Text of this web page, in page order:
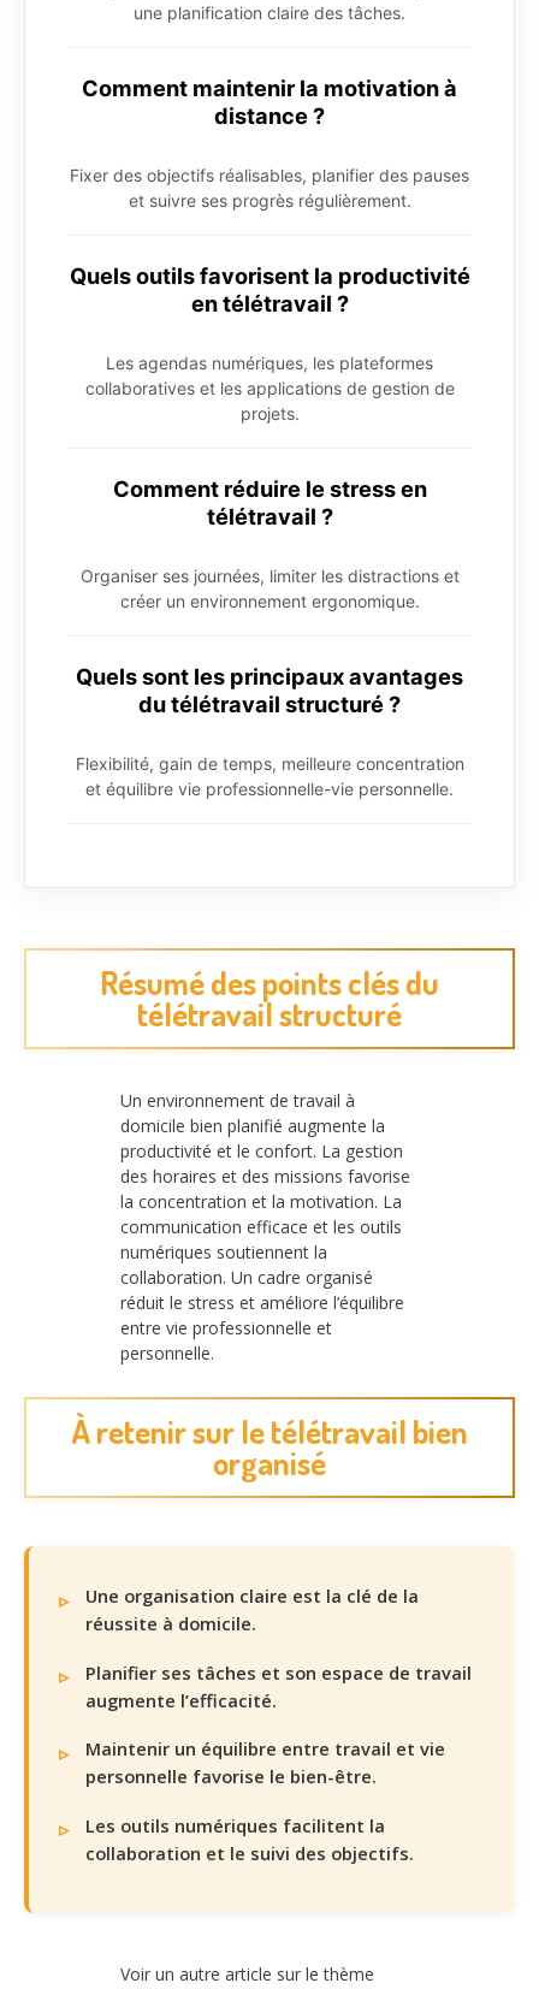
une planification claire des tâches.
Comment maintenir la motivation à
distance ?
Fixer des objectifs réalisables, planifier des pauses
et suivre ses progrès régulièrement.
Quels outils favorisent la productivité
en télétravail ?
Les agendas numériques, les plateformes
collaboratives et les applications de gestion de
projets.
Comment réduire le stress en
télétravail ?
Organiser ses journées, limiter les distractions et
créer un environnement ergonomique.
Quels sont les principaux avantages
du télétravail structuré ?
Flexibilité, gain de temps, meilleure concentration
et équilibre vie professionnelle-vie personnelle.
Résumé des points clés du
télétravail structuré
Un environnement de travail à
domicile bien planifié augmente la
productivité et le confort. La gestion
des horaires et des missions favorise
la concentration et la motivation. La
communication efficace et les outils
numériques soutiennent la
collaboration. Un cadre organisé
réduit le stress et améliore l’équilibre
entre vie professionnelle et
personnelle.
À retenir sur le télétravail bien
organisé
Une organisation claire est la clé de la
réussite à domicile.
Planifier ses tâches et son espace de travail
augmente l’efficacité.
Maintenir un équilibre entre travail et vie
personnelle favorise le bien-être.
Les outils numériques facilitent la
collaboration et le suivi des objectifs.
Voir un autre article sur le thème